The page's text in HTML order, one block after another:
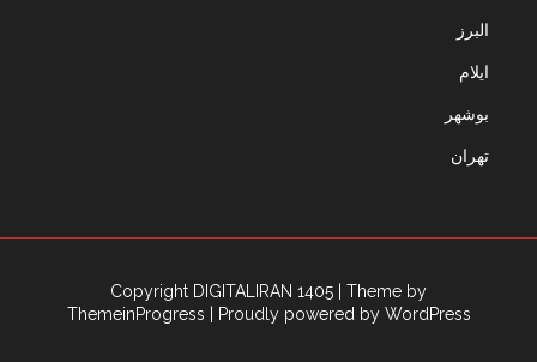
البرز
ایلام
بوشهر
تهران
Copyright DIGITALIRAN 1405
| Theme by
ThemeinProgress
| Proudly powered by WordPress